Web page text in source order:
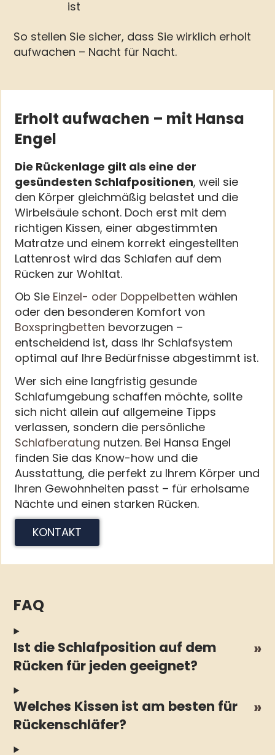
ist
So stellen Sie sicher, dass Sie wirklich erholt
aufwachen – Nacht für Nacht.
Erholt aufwachen – mit Hansa
Engel
Die Rückenlage gilt als eine der
gesündesten Schlafpositionen, weil sie
den Körper gleichmäßig belastet und die
Wirbelsäule schont. Doch erst mit dem
richtigen Kissen, einer abgestimmten
Matratze und einem korrekt eingestellten
Lattenrost wird das Schlafen auf dem
Rücken zur Wohltat.
Ob Sie Einzel- oder Doppelbetten wählen
oder den besonderen Komfort von
Boxspringbetten bevorzugen –
entscheidend ist, dass Ihr Schlafsystem
optimal auf Ihre Bedürfnisse abgestimmt ist.
Wer sich eine langfristig gesunde
Schlafumgebung schaffen möchte, sollte
sich nicht allein auf allgemeine Tipps
verlassen, sondern die persönliche
Schlafberatung nutzen. Bei Hansa Engel
finden Sie das Know-how und die
Ausstattung, die perfekt zu Ihrem Körper und
Ihren Gewohnheiten passt – für erholsame
Nächte und einen starken Rücken.
KONTAKT
FAQ
Ist die Schlafposition auf dem
Rücken für jeden geeignet?
Welches Kissen ist am besten für
Rückenschläfer?